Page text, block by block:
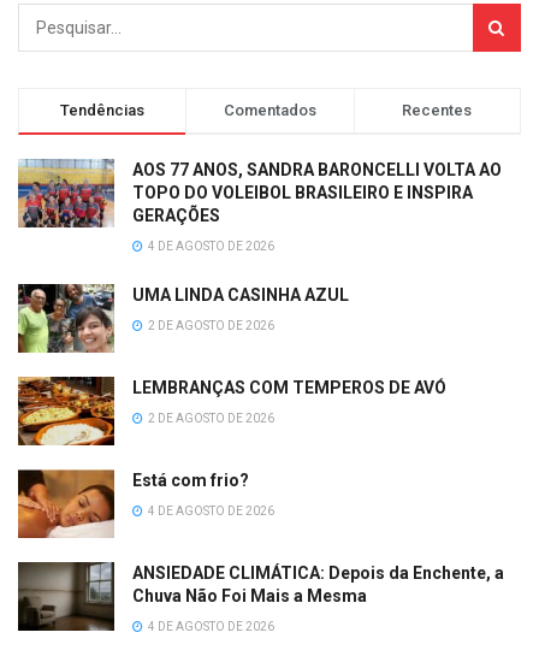
Tendências Comentados Recentes
AOS 77 ANOS, SANDRA BARONCELLI VOLTA AO
TOPO DO VOLEIBOL BRASILEIRO E INSPIRA
GERAÇÕES
4 DE AGOSTO DE 2026
UMA LINDA CASINHA AZUL
2 DE AGOSTO DE 2026
LEMBRANÇAS COM TEMPEROS DE AVÓ
2 DE AGOSTO DE 2026
Está com frio?
4 DE AGOSTO DE 2026
ANSIEDADE CLIMÁTICA: Depois da Enchente, a
Chuva Não Foi Mais a Mesma
4 DE AGOSTO DE 2026